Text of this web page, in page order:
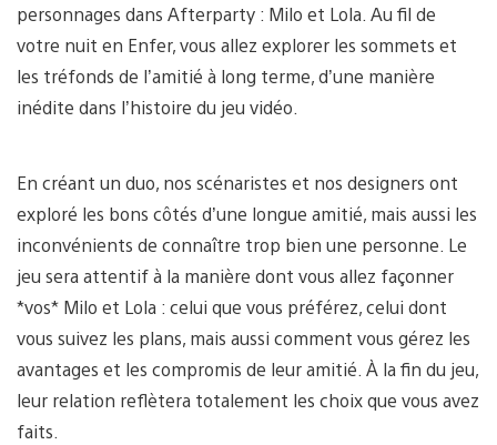
personnages dans Afterparty : Milo et Lola. Au fil de
votre nuit en Enfer, vous allez explorer les sommets et
les tréfonds de l’amitié à long terme, d’une manière
inédite dans l’histoire du jeu vidéo.
En créant un duo, nos scénaristes et nos designers ont
exploré les bons côtés d’une longue amitié, mais aussi les
inconvénients de connaître trop bien une personne. Le
jeu sera attentif à la manière dont vous allez façonner
*vos* Milo et Lola : celui que vous préférez, celui dont
vous suivez les plans, mais aussi comment vous gérez les
avantages et les compromis de leur amitié. À la fin du jeu,
leur relation reflètera totalement les choix que vous avez
faits.